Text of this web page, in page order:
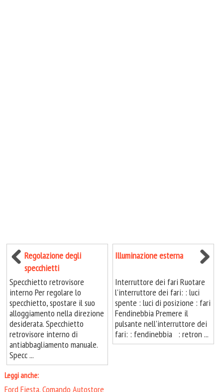
Regolazione degli
specchietti
Specchietto retrovisore
interno Per regolare lo
specchietto, spostare il suo
alloggiamento nella direzione
desiderata. Specchietto
retrovisore interno di
antiabbagliamento manuale.
Specc ...
Illuminazione esterna
Interruttore dei fari Ruotare
l'interruttore dei fari: : luci
spente : luci di posizione : fari
Fendinebbia Premere il
pulsante nell'interruttore dei
fari: : fendinebbia : retron ...
Leggi anche:
Ford Fiesta. Comando Autostore